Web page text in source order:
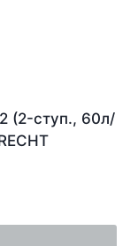
(2-ступ., 60л/